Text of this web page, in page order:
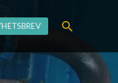
Søk